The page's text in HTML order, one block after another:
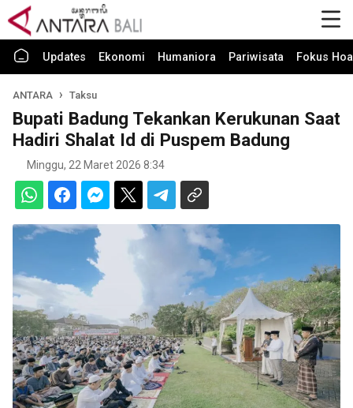
Updates Ekonomi Humaniora Pariwisata Fokus
ANTARA Taksu
Bupati Badung Tekankan Kerukunan Saat
Hadiri Shalat Id di Puspem Badung
Minggu, 22 Maret 2026 8:34